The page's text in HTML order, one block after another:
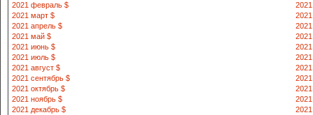
2021 февраль $
2021 март $
2021 апрель $
2021 май $
2021 июнь $
2021 июль $
2021 август $
2021
2021 сентябрь $
2021 октябрь $
2021 ноябрь $
2021 декабрь $